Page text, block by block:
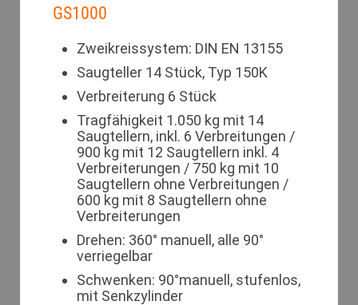
GS1000
Zweikreissystem: DIN EN 13155
Saugteller 14 Stück, Typ 150K
Verbreiterung 6 Stück
Tragfähigkeit 1.050 kg mit 14
Saugtellern, inkl. 6 Verbreitungen /
900 kg mit 12 Saugtellern inkl. 4
Verbreiterungen / 750 kg mit 10
Saugtellern ohne Verbreitungen /
600 kg mit 8 Saugtellern ohne
Verbreiterungen
Drehen: 360° manuell, alle 90°
verriegelbar
Schwenken: 90°manuell, stufenlos,
mit Senkzylinder